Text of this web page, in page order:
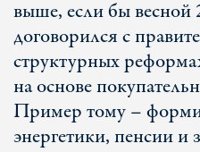
выше, если бы
договорился с
структурных
на основе
Пример тому –
энергетики, пенсии и